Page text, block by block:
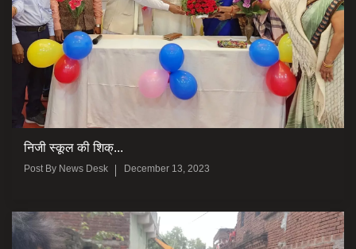
निजी स्कूल की शिक्...
Post By News Desk December 13, 2023